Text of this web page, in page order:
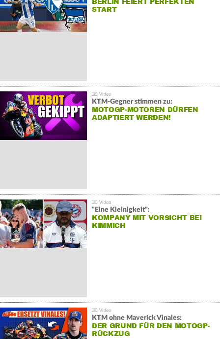
BERLIN FEIERT PERFEKTEN
START
KTM-Gegner stimmen zu:
MOTOGP-MOTOREN DÜRFEN
ADAPTIERT WERDEN!
"Eine Kleinigkeit":
KOMPANY MIT VORSICHT BEI
KIMMICH
KTM ohne Maverick Vinales:
DER GRUND FÜR DEN MOTOGP-
RÜCKZUG